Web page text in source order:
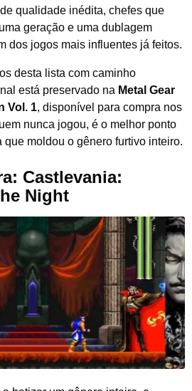
qualidade inédita, chefes que
geração e uma dublagem
dos jogos mais influentes já feitos.
desta lista com caminho
está preservado na Metal Gear
Vol. 1, disponível para compra nos
nunca jogou, é o melhor ponto
que moldou o gênero furtivo inteiro.
Castlevania:
Night